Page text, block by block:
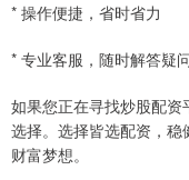
* 操作便捷，省时省力
* 专业客服，随时解答疑
如果您正在寻找炒股配
选择。选择皆选配资，
财富梦想。